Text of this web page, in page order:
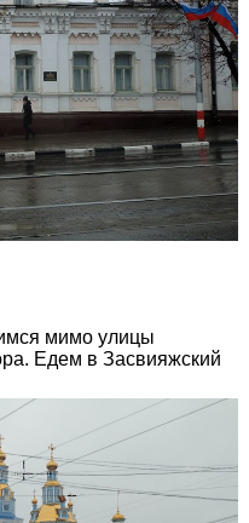
мимо улицы
Едем в Засвияжский